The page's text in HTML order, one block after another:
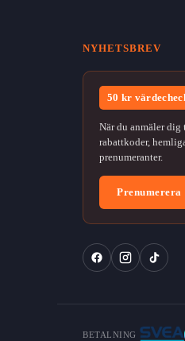
NYHETSBREV
50 kr
När du anmäler
rabattkoder,
prenumeranter.
BETALNING